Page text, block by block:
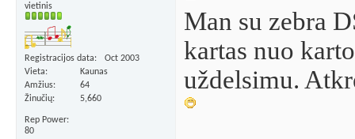
vietinis
Registracijos data
Oct 2003
Vieta
Kaunas
Amžius
64
Žinučių
5,660
Rep Power
80
Man su zebra
kartas nuo
uždelsimu.